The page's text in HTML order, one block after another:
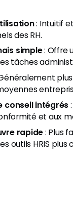
: Intuitif
des RH.
simple: Offre
tâches
conseil intégrés
et aux
rapide: Plus
outils HRIS plus